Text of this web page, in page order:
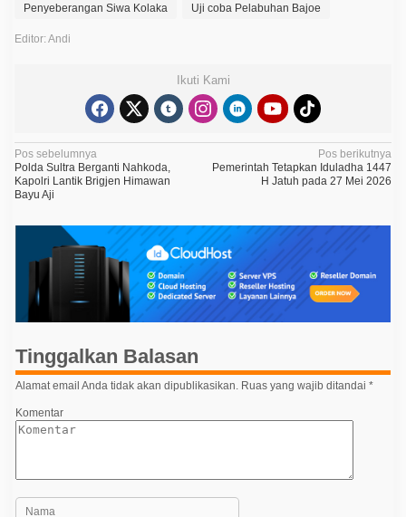
Penyeberangan Siwa Kolaka
Uji coba Pelabuhan Bajoe
Editor: Andi
Ikuti Kami
N
a
v
i
i
p
o
s
Pos sebelumnya
Polda Sultra Berganti Nahkoda,
Kapolri Lantik Brigjen Himawan
Bayu Aji
Pos berikutnya
Pemerintah Tetapkan Iduladha 1447
H Jatuh pada 27 Mei 2026
Tinggalkan Balasan
Alamat email Anda tidak akan dipublikasikan. Ruas yang wajib ditandai *
Komentar